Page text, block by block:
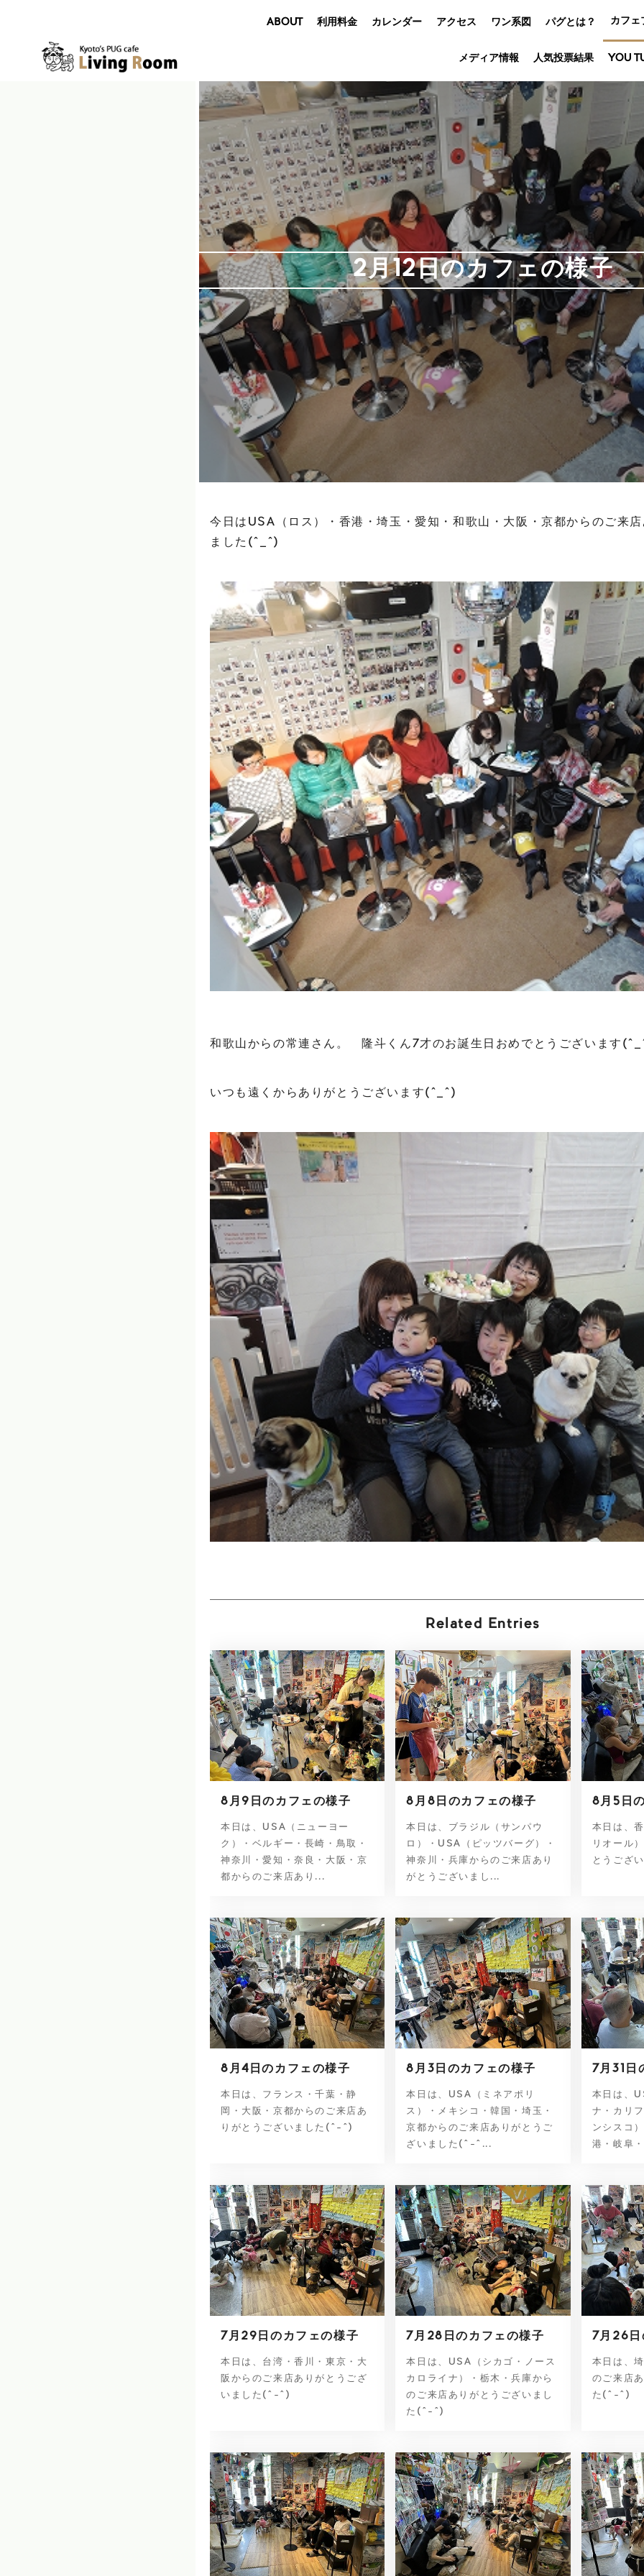
ABOUT 利用料金 カレンダー アクセス ワン系図 パグとは？ カフェ
メディア情報 人気投票結果 YOU
2月12日のカフェの様子
今日はUSA（ロス）・香港・埼玉・愛知・和歌山・大阪・京都からのご来
ました(^_^)
和歌山からの常連さん。 隆斗くん7才のお誕生日おめでとうございます
いつも遠くからありがとうございます(^_^)
Related Entries
8月9日のカフェの様子
本日は、USA（ニューヨー
ク）・ベルギー・長崎・鳥取・
神奈川・愛知・奈良・大阪・京
都からのご来店あり...
8月8日のカフェの様子
本日は、ブラジル（サンパウ
ロ）・USA（ピッツバーグ）・
神奈川・兵庫からのご来店あり
がとうございまし...
8月5日
本日は、
リオール
とうござ
8月4日のカフェの様子
本日は、フランス・千葉・静
岡・大阪・京都からのご来店あ
りがとうございました(^-^)
8月3日のカフェの様子
本日は、USA（ミネアポリ
ス）・メキシコ・韓国・埼玉・
京都からのご来店ありがとうご
ざいました(^-^...
7月31日
本日は、
ナ・カリ
ンシスコ
港・岐阜
7月29日のカフェの様子
本日は、台湾・香川・東京・大
阪からのご来店ありがとうござ
いました(^-^)
7月28日のカフェの様子
本日は、USA（シカゴ・ノース
カロライナ）・栃木・兵庫から
のご来店ありがとうございまし
た(^-^)
7月26日
本日は、
のご来店
た(^-^)